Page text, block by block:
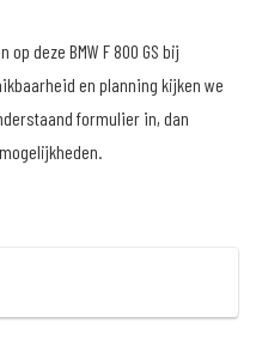
deze BMW F 800 GS bij
en planning kijken we
formulier in, dan